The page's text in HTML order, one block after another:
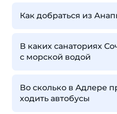
Как добраться из
В каких санаториях
с морской водой
Во сколько в Адлере
ходить автобусы